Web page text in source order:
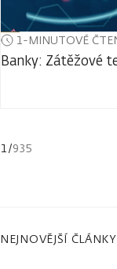
1-MINUTOVÉ
Banky: Zátěžové
1/935
NEJNOVĚJŠÍ ČLÁNKY